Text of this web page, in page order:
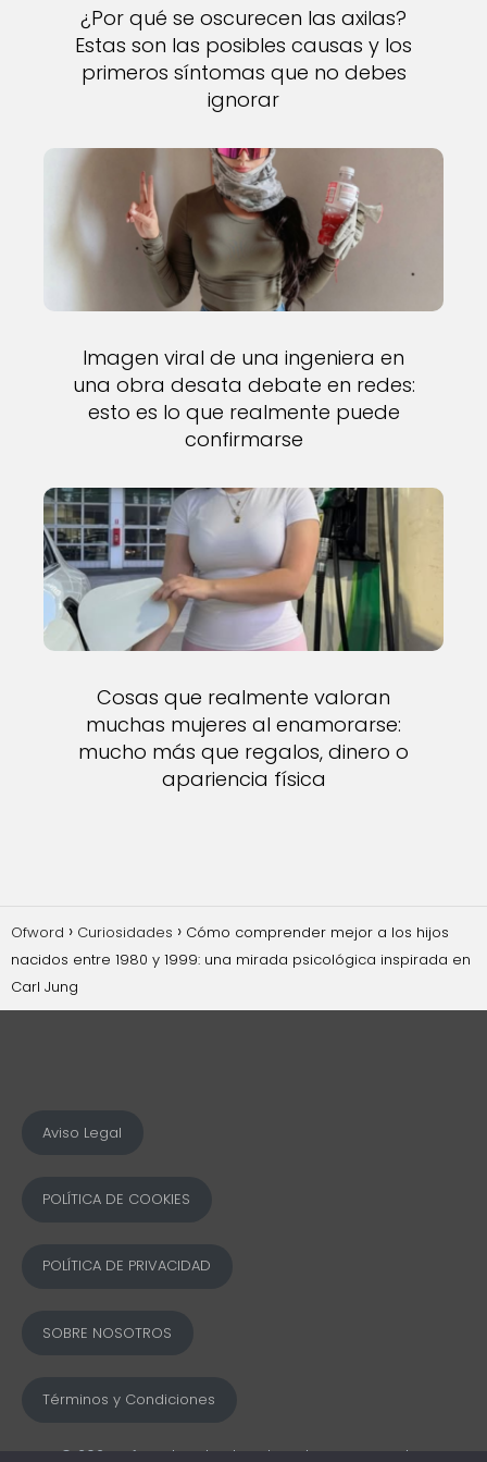
¿Por qué se oscurecen las axilas?
Estas son las posibles causas y los
primeros síntomas que no debes
ignorar
Imagen viral de una ingeniera en
una obra desata debate en redes:
esto es lo que realmente puede
confirmarse
Cosas que realmente valoran
muchas mujeres al enamorarse:
mucho más que regalos, dinero o
apariencia física
Ofword Curiosidades
Cómo comprender mejor a los hijos
nacidos entre 1980 y 1999: una mirada psicológica inspirada en
Carl Jung
Aviso Legal
POLÍTICA DE COOKIES
POLÍTICA DE PRIVACIDAD
SOBRE NOSOTROS
Términos y Condiciones
© 2025 Ofword Todos los derechos reservados